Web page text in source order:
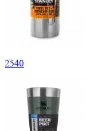
2540